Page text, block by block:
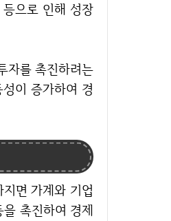
으로 인해 성장
이 증가하여 경
촉진하여 경제